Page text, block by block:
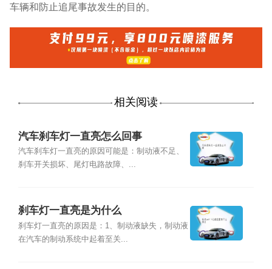
车辆和防止追尾事故发生的目的。
相关阅读
汽车刹车灯一直亮怎么回事
汽车刹车灯一直亮的原因可能是：制动液不足、
刹车开关损坏、尾灯电路故障、...
刹车灯一直亮是为什么
刹车灯一直亮的原因是：1、制动液缺失，制动液
在汽车的制动系统中起着至关...